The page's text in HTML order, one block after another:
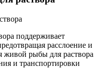
поддерживает
расслоение и
живой рыбы для раствора
и транспортировки